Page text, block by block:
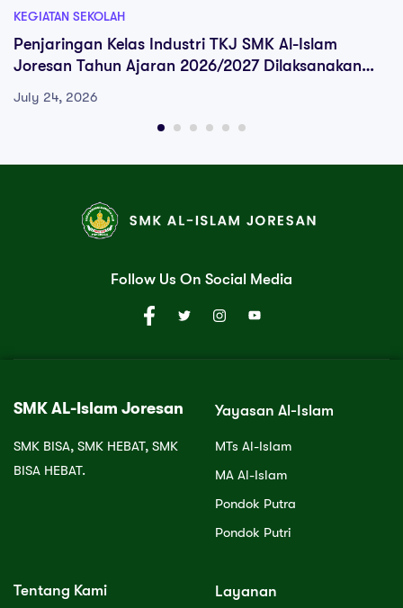
KEGIATAN SEKOLAH
Penjaringan Kelas Industri TKJ SMK Al-Islam
Joresan Tahun Ajaran 2026/2027 Dilaksanakan
Mengikuti Melalui Zoom
July 24, 2026
Follow Us On Social Media
SMK AL-Islam Joresan
SMK BISA, SMK HEBAT, SMK
BISA HEBAT.
Yayasan Al-Islam
MTs Al-Islam
MA Al-Islam
Pondok Putra
Pondok Putri
Tentang Kami Layanan